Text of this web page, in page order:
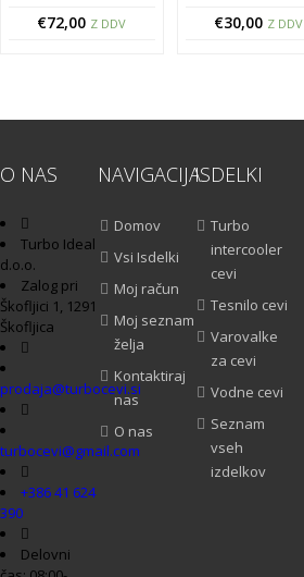
€72,00 Z DDV €30,00 Z DDV
O NAS
Turbo Ideal
d.o.o.
Zalog pri
Škofljici 1, 1291
Škofljica
prodaja@turbocevi.si
turbocevi@gmail.com
+386 41 624
390
Delovni
NAVIGACIJA
Domov
Vsi Isdelki
Moj račun
Moj seznam
želja
Kontaktiraj
nas
O nas
ISDELKI
Turbo
intercooler
cevi
Tesnilo cevi
Varovalke
za cevi
Vodne cevi
Seznam
vseh
izdelkov